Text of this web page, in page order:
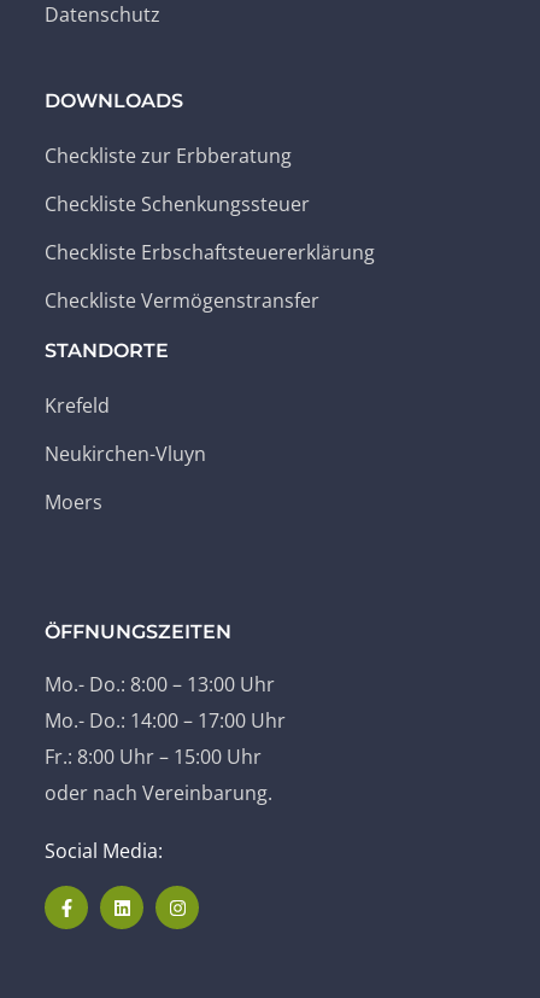
Datenschutz
DOWNLOADS
Checkliste zur Erbberatung
Checkliste Schenkungssteuer
Checkliste Erbschaftsteuererklärung
Checkliste Vermögenstransfer
STANDORTE
Krefeld
Neukirchen-Vluyn
Moers
ÖFFNUNGSZEITEN
Mo.- Do.: 8:00 – 13:00 Uhr
Mo.- Do.: 14:00 – 17:00 Uhr
Fr.: 8:00 Uhr – 15:00 Uhr
oder nach Vereinbarung.
Social Media: